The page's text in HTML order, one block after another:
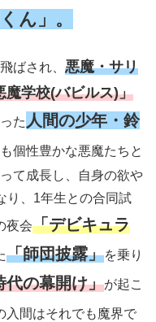
ん」。
ばされ、 悪魔・サリ
魔学校(バビルス)」
た 人間の少年・鈴
個性豊かな悪魔たちと
て成長し、自身の欲や
り、1年生との合同試
夜会「デビキュラ
「師団披露」を乗り
代の幕開け」が起こ
入間はそれでも魔界で